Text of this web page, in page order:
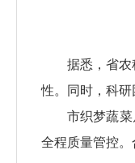
据悉，省
性。同时，科
市织梦蔬
全程质量管控